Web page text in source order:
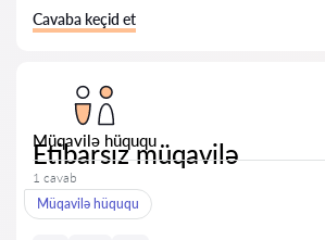
Cavaba keçid et
Müqavilə hüququ
Etibarsız müqavilə
1 cavab
Müqavilə hüququ